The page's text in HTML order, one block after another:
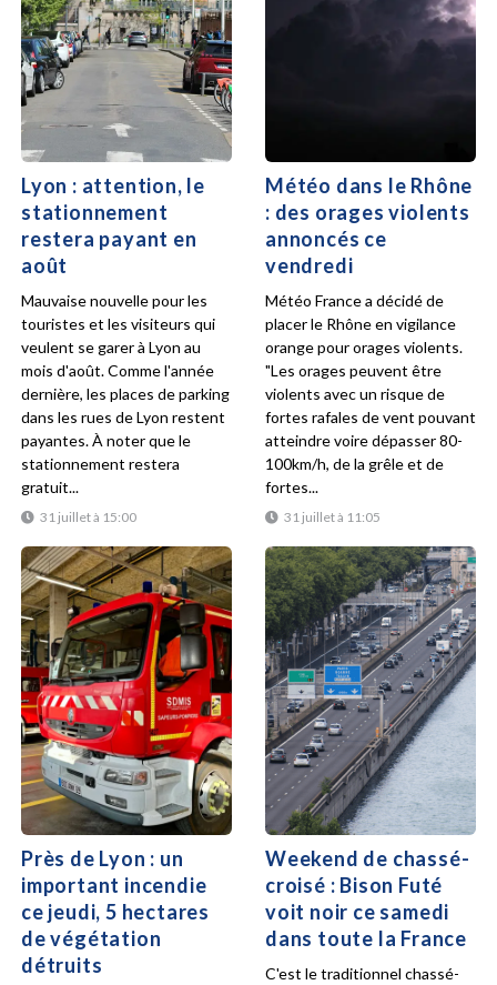
Lyon : attention, le
stationnement
restera payant en
août
31 juillet à 15:00
Mauvaise nouvelle pour les
touristes et les visiteurs qui
veulent se garer à Lyon au
mois d'août. Comme l'année
dernière, les places de parking
dans les rues de Lyon restent
payantes. À noter que le
stationnement restera
gratuit...
Météo dans le Rhône
: des orages violents
annoncés ce
vendredi
31 juillet à 11:05
Météo France a décidé de
placer le Rhône en vigilance
orange pour orages violents.
"Les orages peuvent être
violents avec un risque de
fortes rafales de vent pouvant
atteindre voire dépasser 80-
100km/h, de la grêle et de
fortes...
Près de Lyon : un
important incendie
ce jeudi, 5 hectares
de végétation
détruits
Weekend de chassé-
croisé : Bison Futé
voit noir ce samedi
dans toute la France
C'est le traditionnel chassé-